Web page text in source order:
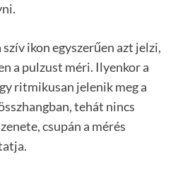
ikon egyszerűen azt jelzi,
a pulzust méri. Ilyenkor a
ritmikusan jelenik meg a
tehát nincs
csupán a mérés